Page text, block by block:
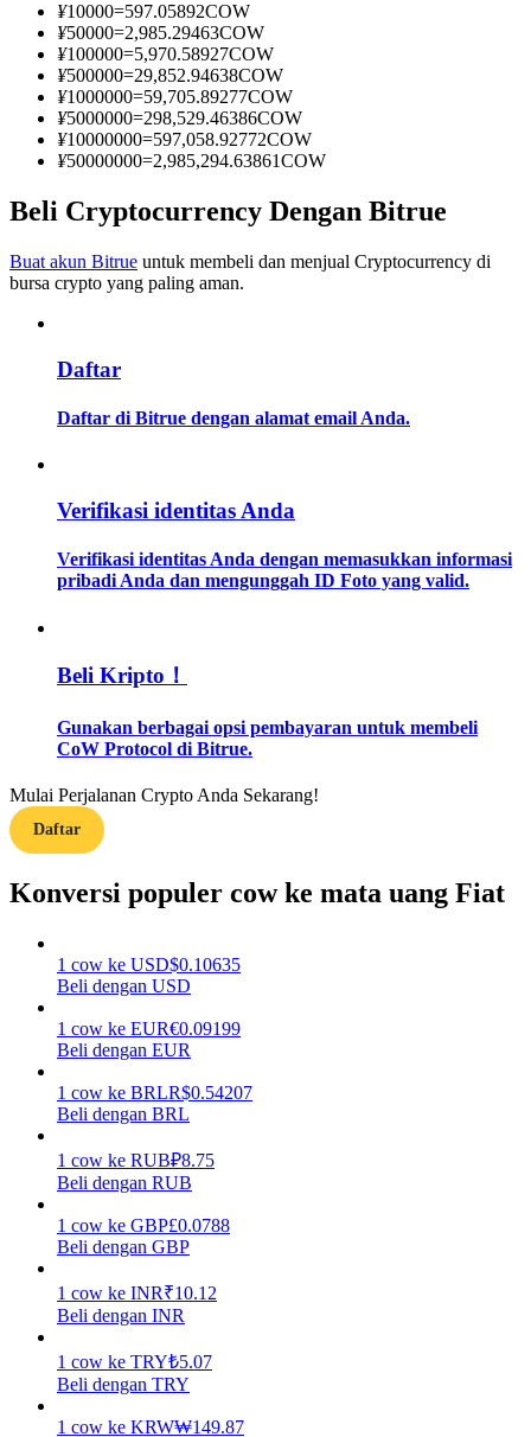
Informasi
Memandu
Pelajari cara untuk tetap menghasilkan keuntungan
Menghasilkan
Babi Kekuatan
Dapatkan imbalan kompetitif setiap hari
¥10000=597.05892COW
¥50000=2,985.29463COW
¥100000=5,970.58927COW
¥500000=29,852.94638COW
¥1000000=59,705.89277COW
¥5000000=298,529.46386COW
¥10000000=597,058.92772COW
¥50000000=2,985,294.63861COW
Beli Cryptocurrency Dengan Bitrue
Buat akun Bitrue untuk membeli dan menjual Cryptocurrency di
bursa crypto yang paling aman.
Daftar
Daftar di Bitrue dengan alamat email Anda.
Verifikasi identitas Anda
Verifikasi identitas Anda dengan memasukkan informasi
pribadi Anda dan mengunggah ID Foto yang valid.
Beli Kripto！
Gunakan berbagai opsi pembayaran untuk membeli
CoW Protocol di Bitrue.
Mulai Perjalanan Crypto Anda Sekarang!
Daftar
Konversi populer cow ke mata uang Fiat
1 cow ke USD$0.10635
Beli dengan USD
1 cow ke EUR€0.09199
Beli dengan EUR
1 cow ke BRLR$0.54207
Beli dengan BRL
1 cow ke RUB₽8.75
Beli dengan RUB
1 cow ke GBP£0.0788
Beli dengan GBP
1 cow ke INR₹10.12
Beli dengan INR
1 cow ke TRY₺5.07
Beli dengan TRY
1 cow ke KRW₩149.87